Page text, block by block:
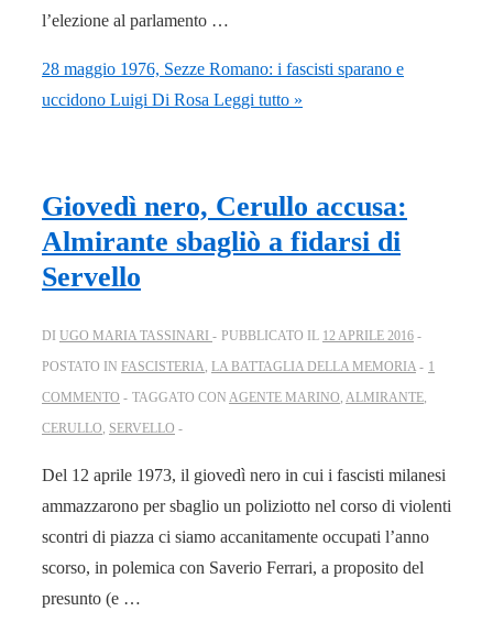
l’elezione al parlamento …
28 maggio 1976, Sezze Romano: i fascisti sparano e
uccidono Luigi Di Rosa Leggi tutto »
Giovedì nero, Cerullo accusa:
Almirante sbagliò a fidarsi di
Servello
DI UGO MARIA TASSINARI PUBBLICATO IL 12 APRILE 2016
POSTATO IN FASCISTERIA LA BATTAGLIA DELLA MEMORIA
1
COMMENTO
TAGGATO CON AGENTE MARINO ALMIRANTE
CERULLO SERVELLO
Del 12 aprile 1973, il giovedì nero in cui i fascisti milanesi
ammazzarono per sbaglio un poliziotto nel corso di violenti
scontri di piazza ci siamo accanitamente occupati l’anno
scorso, in polemica con Saverio Ferrari, a proposito del
presunto (e …